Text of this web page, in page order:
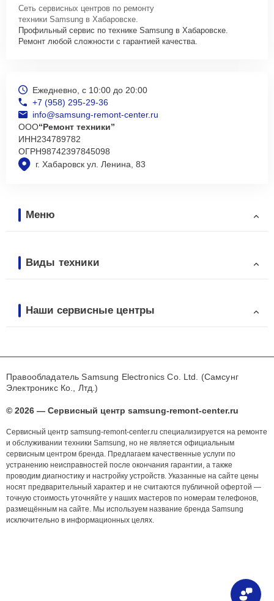
Сеть сервисных центров по ремонту
техники Samsung в Хабаровске.
Профильный сервис по технике Samsung в Хабаровске.
Ремонт любой сложности с гарантией качества.
г. Хабаровск ул. Ленина, 83
Ежедневно, с 10:00 до 20:00
+7 (958) 295-29-36
info@samsung-remont-center.ru
ООО“Ремонт техники”
ИНН234789782
ОГРН98742397845098
Меню
Виды техники
Наши сервисные центры
Правообладатель Samsung Electronics Co. Ltd. (Самсунг
Электроникс Ко., Лтд.)
© 2026 — Сервисный центр samsung-remont-center.ru
Сервисный центр samsung-remont-center.ru специализируется на ремонте
и обслуживании техники Samsung, но не является официальным
сервисным центром бренда. Предлагаем качественные услуги по
устранению неисправностей после окончания гарантии, а также
проводим диагностику и настройку устройств. Указанные на сайте цены
носят предварительный характер и не считаются публичной офертой —
точную стоимость уточняйте у наших мастеров по номерам телефонов,
размещённым на сайте. Мы используем название бренда Samsung
исключительно в информационных целях.